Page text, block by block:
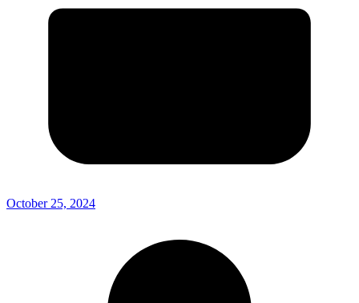
October 25, 2024